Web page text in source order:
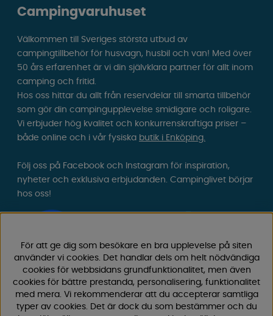
Campingvaruhuset
Välkommen till Sveriges största utbud av
campingtillbehör för husvagn, husbil och van! Med över
50 års erfarenhet är vi din självklara partner för allt inom
camping och fritid.
Hos oss hittar du allt från reservdelar till smarta tillbehör
som gör din campingupplevelse smidigare och roligare.
Vi erbjuder hög kvalitet och konkurrenskraftiga priser –
både online och i vår fysiska butik i Enköping.
Följ oss på Facebook och Instagram för inspiration,
nyheter och exklusiva erbjudanden. Campinglivet börjar
hos oss!
För att ge dig som besökare en bra upplevelse på siten
använder vi cookies. Det handlar dels om helt nödvändiga
cookies för webbsidans grundfunktionalitet, men även
cookies för bättre prestanda, personalisering, funktionalitet
med mera. Vi rekommenderar att du accepterar samtliga
typer av cookies. Det är dock du som bestämmer och du